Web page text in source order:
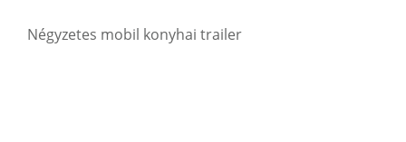
Négyzetes mobil konyhai trailer